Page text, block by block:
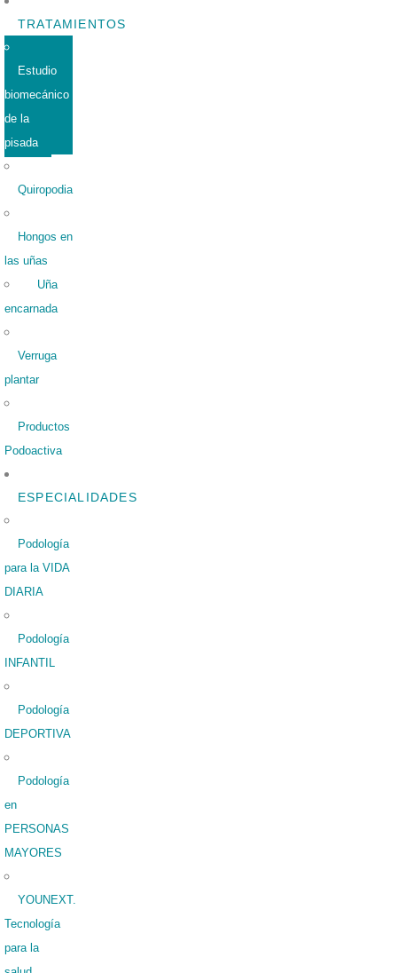
TRATAMIENTOS
Estudio
biomecánico
de la
pisada
Quiropodia
Hongos en
las uñas
Uña
encarnada
Verruga
plantar
Productos
Podoactiva
ESPECIALIDADES
Podología
para la VIDA
DIARIA
Podología
INFANTIL
Podología
DEPORTIVA
Podología
en
PERSONAS
MAYORES
YOUNEXT.
Tecnología
para la